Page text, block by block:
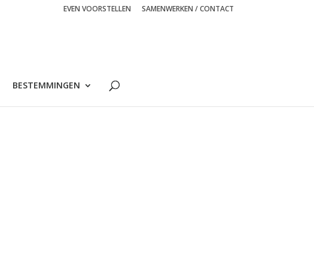
EVEN VOORSTELLEN SAMENWERKEN / CONTACT
BESTEMMINGEN